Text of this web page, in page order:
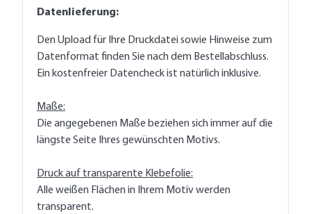
Datenlieferung:
Den Upload für Ihre Druckdatei sowie Hinweise zum
Datenformat finden Sie nach dem Bestellabschluss.
Ein kostenfreier Datencheck ist natürlich inklusive.
Maße:
Die angegebenen Maße beziehen sich immer auf die
längste Seite Ihres gewünschten Motivs.
Druck auf transparente Klebefolie:
Alle weißen Flächen in Ihrem Motiv werden
transparent.